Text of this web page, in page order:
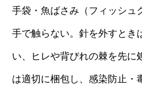
手袋・魚ばさみ（フィッシュ
手で触らない。針を外すとき
い、ヒレや背びれの棘を先に
は適切に梱包し、感染防止・